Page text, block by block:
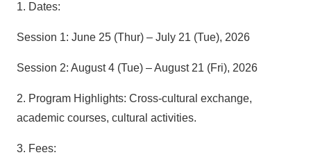
1. Dates:
Session 1: June 25 (Thur) – July 21 (Tue), 2026
Session 2: August 4 (Tue) – August 21 (Fri), 2026
2. Program Highlights: Cross-cultural exchange,
academic courses, cultural activities.
3. Fees: